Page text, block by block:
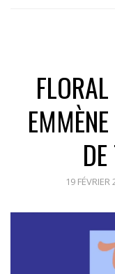
19 FÉVRIER